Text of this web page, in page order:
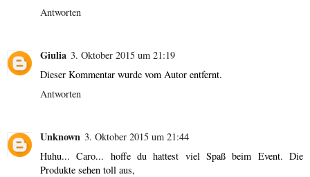
Antworten
Giulia 3. Oktober 2015 um 21:19
Dieser Kommentar wurde vom Autor entfernt.
Antworten
Unknown 3. Oktober 2015 um 21:44
Huhu... Caro... hoffe du hattest viel Spaß beim Event. Die
Produkte sehen toll aus,